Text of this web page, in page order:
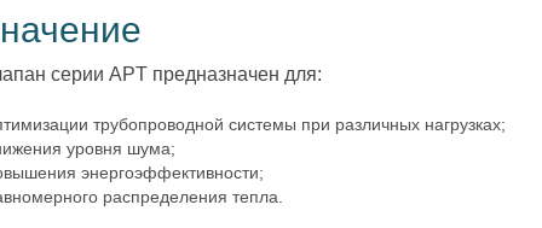
серии APT предназначен для:
трубопроводной системы при различных нагрузках;
уровня шума;
энергоэффективности;
распределения тепла.